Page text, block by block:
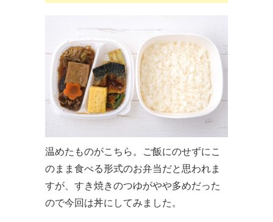
温めたものがこちら。ご飯にのせずにこ
のまま食べる形式のお弁当だと思われま
すが、すき焼きのつゆがやや多めだった
ので今回は丼にしてみました。